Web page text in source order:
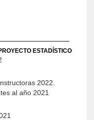
ESTADÍSTICO
2022.
al año 2021